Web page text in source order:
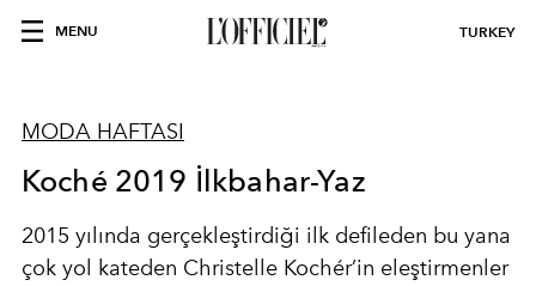
MENU TURKEY
MODA HAFTASI
Koché 2019 İlkbahar-Yaz
2015 yılında gerçekleştirdiği ilk defileden bu yana
çok yol kateden Christelle Kochér’in eleştirmenler